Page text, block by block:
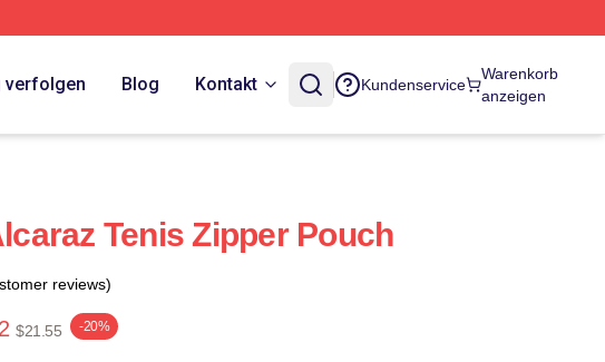
verfolgen Blog Kontakt Kundenservice
Warenkorb
anzeigen
Tenis Zipper Pouch
reviews)
$21.55 -20%